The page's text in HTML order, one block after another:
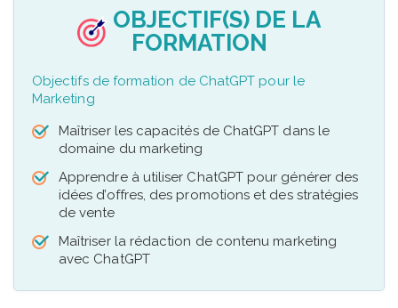
OBJECTIF(S) DE LA
FORMATION
Objectifs de formation de ChatGPT pour le
Marketing
Maîtriser les capacités de ChatGPT dans le
domaine du marketing
Apprendre à utiliser ChatGPT pour générer des
idées d’offres, des promotions et des stratégies
de vente
Maîtriser la rédaction de contenu marketing
avec ChatGPT